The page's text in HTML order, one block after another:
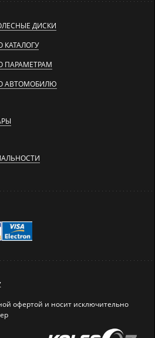
ДИСКИ
КАТАЛОГУ
ПАРАМЕТРАМ
АВТОМОБИЛЮ
офертой и носит исключительно